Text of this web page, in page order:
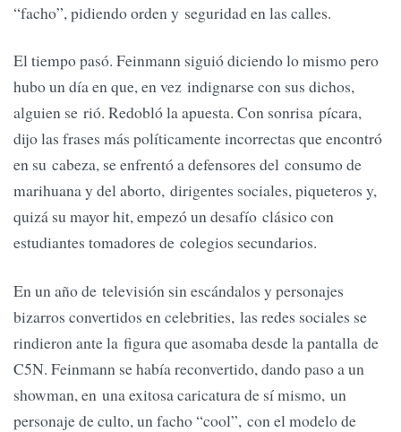
“facho”, pidiendo orden y seguridad en las calles.
El tiempo pasó. Feinmann siguió diciendo lo mismo pero
hubo un día en que, en vez indignarse con sus dichos,
alguien se rió. Redobló la apuesta. Con sonrisa pícara,
dijo las frases más políticamente incorrectas que encontró
en su cabeza, se enfrentó a defensores del consumo de
marihuana y del aborto, dirigentes sociales, piqueteros y,
quizá su mayor hit, empezó un desafío clásico con
estudiantes tomadores de colegios secundarios.
En un año de televisión sin escándalos y personajes
bizarros convertidos en celebrities, las redes sociales se
rindieron ante la figura que asomaba desde la pantalla de
C5N. Feinmann se había reconvertido, dando paso a un
showman, en una exitosa caricatura de sí mismo, un
personaje de culto, un facho “cool”, con el modelo de